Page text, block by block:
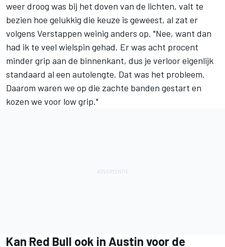
weer droog was bij het doven van de lichten, valt te
bezien hoe gelukkig die keuze is geweest, al zat er
volgens Verstappen weinig anders op. "Nee, want dan
had ik te veel wielspin gehad. Er was acht procent
minder grip aan de binnenkant, dus je verloor eigenlijk
standaard al een autolengte. Dat was het probleem.
Daarom waren we op die zachte banden gestart en
kozen we voor low grip."
Kan Red Bull ook in Austin voor de